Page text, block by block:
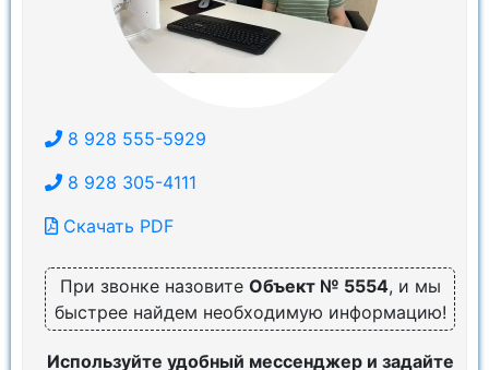
8 928 555-5929
8 928 305-4111
Скачать PDF
При звонке назовите Объект № 5554, и мы
быстрее найдем необходимую информацию!
Используйте удобный мессенджер и задайте